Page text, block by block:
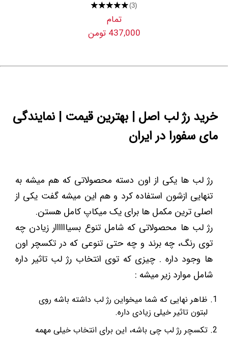
★★★★★(3)
تمام
437,000 تومن
خرید رژ لب اصل | بهترین قیمت | نمایندگی
مای سفورا در ایران
رژ لب ها یکی از اون دسته محصولاتی که هم میشه به
تنهایی ازشون استفاده کرد و هم این میشه گفت یکی از
اصلی ترین مکمل ها برای یک میکاپ کامل هستن.
رژ لب ها محصولاتی که شامل تنوع بسیاااااار زیادن چه
توی رنگ، چه برند و چه حتی تنوعی که در تکسچر اون
ها وجود داره . چیزی که توی انتخاب رژ لب تاثیر داره
شامل موارد زیر میشه :
ظاهر نهایی که شما میخواین رژ لب داشته باشه روی
لبتون تاثیر خیلی زیادی داره.
تکسچر رژ لب چی باشه، این برای انتخاب خیلی مهمه